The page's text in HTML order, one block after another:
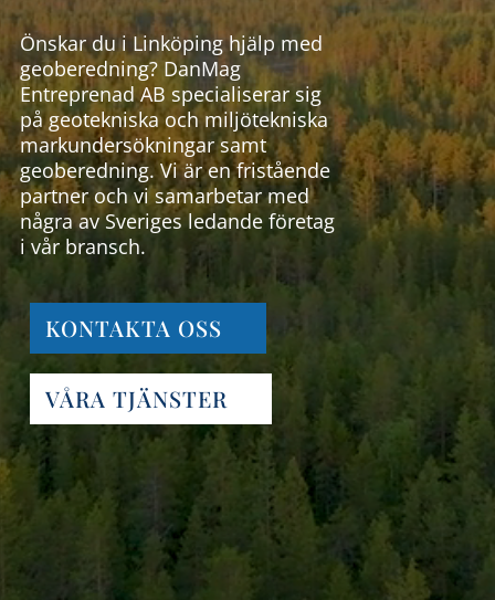
Önskar du i Linköping hjälp med
geoberedning? DanMag
Entreprenad AB specialiserar sig
på geotekniska och miljötekniska
markundersökningar samt
geoberedning. Vi är en fristående
partner och vi samarbetar med
några av Sveriges ledande företag
i vår bransch.
KONTAKTA OSS
VÅRA TJÄNSTER